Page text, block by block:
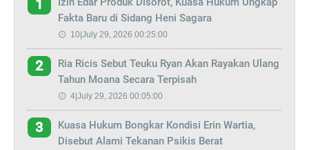
1
Fakta Baru di Sidang Heni Sagara
10|July 29, 2026 00:25:00
2
Ria Ricis Sebut Teuku Ryan Akan Rayakan Ulang
Tahun Moana Secara Terpisah
4|July 29, 2026 00:05:00
3
Kuasa Hukum Bongkar Kondisi Erin Wartia,
Disebut Alami Tekanan Psikis Berat